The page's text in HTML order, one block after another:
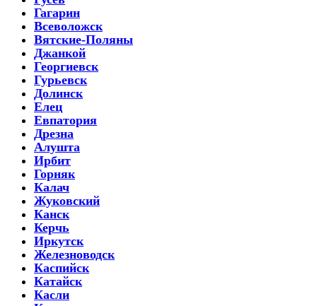
Гагарин
Всеволожск
Вятские-Поляны
Джанкой
Георгиевск
Гурьевск
Долинск
Елец
Евпатория
Дрезна
Алушта
Ирбит
Горняк
Калач
Жуковский
Канск
Керчь
Иркутск
Железноводск
Каспийск
Катайск
Касли